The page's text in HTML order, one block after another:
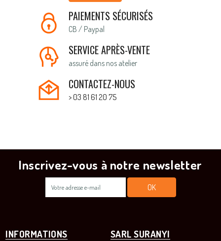
PAIEMENTS SÉCURISÉS
CB / Paypal
SERVICE APRÈS-VENTE
assuré dans nos atelier
CONTACTEZ-NOUS
> 03 81 61 20 75
Inscrivez-vous à notre newsletter
INFORMATIONS SARL SURANYI